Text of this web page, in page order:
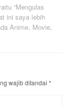
“Mengulas
ini saya lebih
Anime, Movie,
wajib ditandai *